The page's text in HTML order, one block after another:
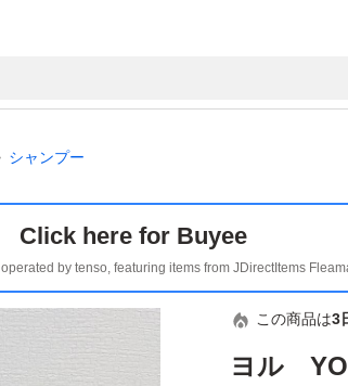
シャンプー
Click here for Buyee
by tenso, featuring items from JDirectItems
この商品は3
ヨル